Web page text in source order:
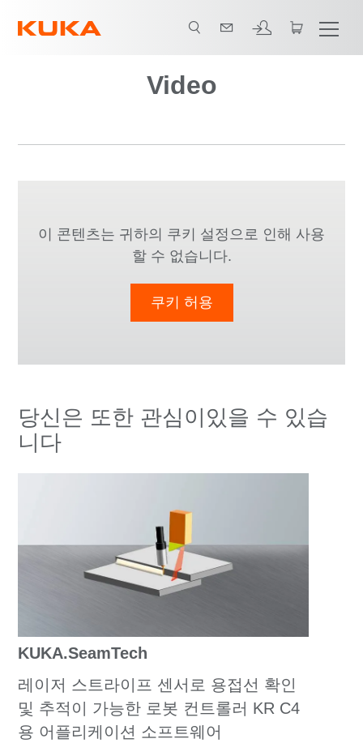
Video
이 콘텐츠는 귀하의 쿠키 설정으로 인해 사용
할 수 없습니다.
쿠키 허용
당신은 또한 관심이있을 수 있습
니다
KUKA.SeamTech
레이저 스트라이프 센서로 용접선 확인
및 추적이 가능한 로봇 컨트롤러 KR C4
용 어플리케이션 소프트웨어